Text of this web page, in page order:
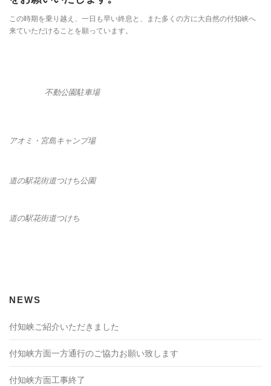
この時期を乗り越え、一日も早い終息と、また多くの方に大自然の付知峡へ
来ていただけることを願っています。
不動公園駐車場
アオミ・宮島キャンプ場
道の駅花街道つけち公園
道の駅花街道つけち
NEWS
付知峡ご紹介いただきました
付知峡方面一方通行のご協力お願い致します
付知峡方面工事終了